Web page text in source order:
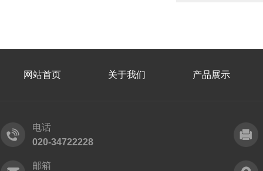
网站首页 关于我们 产品展示
电话
020-34722228
邮箱